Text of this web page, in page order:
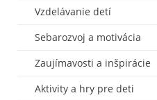
Vzdelávanie detí
Sebarozvoj a motivácia
Zaujímavosti a inšpirácie
Aktivity a hry pre deti